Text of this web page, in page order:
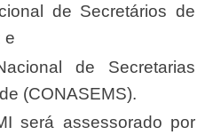
e
(CONASEMS).